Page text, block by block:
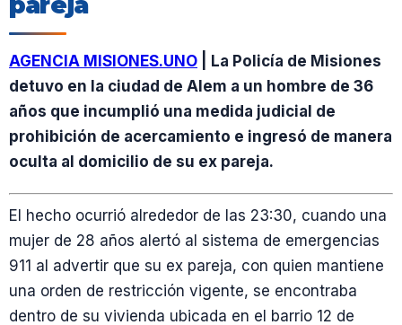
AGENCIA MISIONES.UNO | La Policía de Misiones
detuvo en la ciudad de Alem a un hombre de 36
años que incumplió una medida judicial de
prohibición de acercamiento e ingresó de manera
oculta al domicilio de su ex pareja.
El hecho ocurrió alrededor de las 23:30, cuando una
mujer de 28 años alertó al sistema de emergencias
911 al advertir que su ex pareja, con quien mantiene
una orden de restricción vigente, se encontraba
dentro de su vivienda ubicada en el barrio 12 de